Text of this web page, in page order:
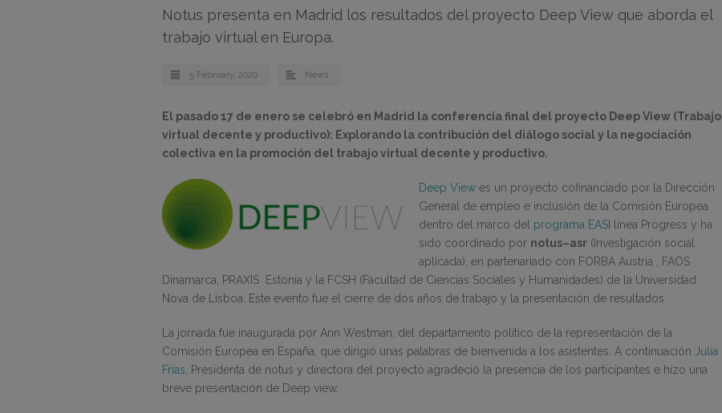
Notus presenta en Madrid los resultados del proyecto Deep View que aborda el
trabajo virtual en Europa.
5 February, 2020 News
El pasado 17 de enero se celebró en Madrid la conferencia final del proyecto Deep View (Trabajo
virtual decente y productivo): Explorando la contribución del diálogo social y la negociación
colectiva en la promoción del trabajo virtual decente y productivo.
Deep View es un proyecto cofinanciado por la Dirección
General de empleo e inclusión de la Comisión Europea
dentro del marco del programa EASI
línea Progress y ha
sido coordinado por notus–asr (Investigación social
aplicada), en partenariado con FORBA Austria , FAOS
Dinamarca, PRAXIS Estonia y la FCSH (Facultad de Ciencias Sociales y Humanidades) de la Universidad
Nova de Lisboa. Este evento fue el cierre de dos años de trabajo y la presentación de resultados.
La jornada fue inaugurada por Ann Westman, del departamento político de la representación de la
Comisión Europea en España, que dirigió unas palabras de bienvenida a los asistentes. A continuación Julia
Frías , Presidenta de notus y directora del proyecto agradeció la presencia de los participantes e hizo una
breve presentación de Deep view.